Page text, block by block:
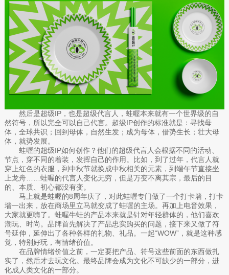
然后是超级IP，也是超级代言人，蛙喔本来就有一个世界级的自
然符号，所以完全可以自己代言。超级IP创作的标准就是：寻找母
体，全球共识；回到母体，自然生发；成为母体，借势生长；壮大母
体，就势发展。
蛙喔的超级IP如何创作？他们的超级代言人会根据不同的活动、
节点，穿不同的着装，发挥自己的作用。比如，到了过年，代言人就
穿上红色的衣服，到中秋节就换成中秋相关的元素，到端午节直接坐
上龙舟……蛙喔的代言人变化无穷，但是万变不离其宗，最后的目
的、本质、初心都没有变。
马上就是蛙喔的8周年庆了，对此蛙喔专门做了一个打卡墙，打卡
墙一出来，放在商场里立马就变成了蛙喔的主场。再加上电音效果，
大家就更嗨了。蛙喔牛蛙的产品本来就是针对年轻群体的，他们喜欢
潮玩、时尚。品牌首先解决了产品忠实购买的问题，接下来又做了符
号延伸，延伸出了各种各样的礼物、礼品。一起“WOW”，就是这种感
觉，特别好玩，有情绪价值。
在品牌情绪价值之前，一定要把产品、符号这些前面的东西做扎
实了，然后才去玩文化。最终品牌会成为文化不可缺少的一部分，进
化成人类文化的一部分。